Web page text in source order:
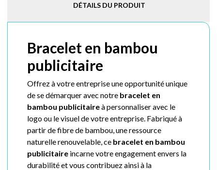
DÉTAILS DU PRODUIT
Bracelet en bambou
publicitaire
Offrez à votre entreprise une opportunité unique
de se démarquer avec notre bracelet en
bambou publicitaireà personnaliser avec le
logo ou le visuel de votre entreprise. Fabriqué à
partir de fibre de bambou, une ressource
naturelle renouvelable, ce bracelet en bambou
publicitaire incarne votre engagement envers la
durabilité et vous contribuez ainsi à la